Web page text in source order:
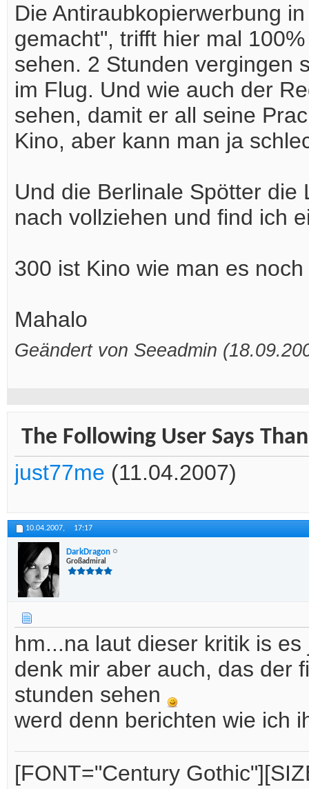
Die Antiraubkopierwerbung
gemacht", trifft hier mal
sehen. 2 Stunden vergingen
im Flug. Und wie auch der
sehen, damit er all seine
Kino, aber kann man ja
Und die Berlinale Spötter
nach vollziehen und find ich
300 ist Kino wie man es
Mahalo
Geändert von Seeadmin
The Following User Says
just77me (11.04.2007)
10.04.2007, 17:17
DarkDragon
Großadmiral
hm...na laut dieser kritik is
denk mir aber auch, das der
stunden sehen
werd denn berichten wie ich
[FONT="Century